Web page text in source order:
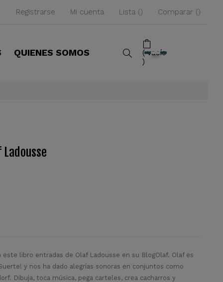
Registrarse Mi cuenta Lista Comparar
QUIENES SOMOS vacío
Ladousse
libro entradas de Olaf Ladousse en su BlogOlaf. Olaf es
y nos ha dado alegrías sonoras en conjuntos como
Dibuja, toca música, pega carteles, crea cacharros y